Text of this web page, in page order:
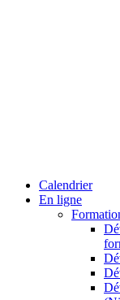
Calendrier
En ligne